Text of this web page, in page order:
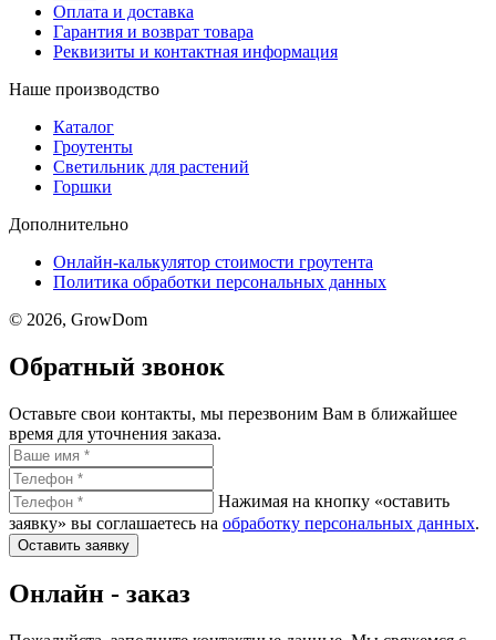
Оплата и доставка
Гарантия и возврат товара
Реквизиты и контактная информация
Наше производство
Каталог
Гроутенты
Светильник для растений
Горшки
Дополнительно
Онлайн-калькулятор стоимости гроутента
Политика обработки персональных данных
© 2026, GrowDom
Обратный звонок
Оставьте свои контакты, мы перезвоним Вам в ближайшее
время для уточнения заказа.
Нажимая на кнопку «оставить
заявку» вы соглашаетесь на обработку персональных данных.
Оставить заявку
Онлайн - заказ